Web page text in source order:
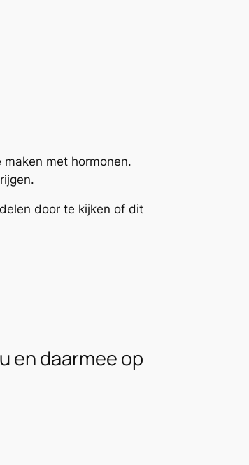
met hormonen.
door te kijken of dit
en daarmee op